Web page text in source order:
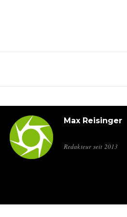
Max Reisinger
Redakteur seit 2013